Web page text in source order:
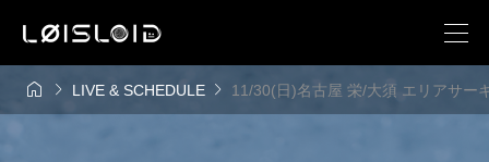
  LIVE & SCHEDULE  11/30(日)名古屋 栄/大須 エリアサー